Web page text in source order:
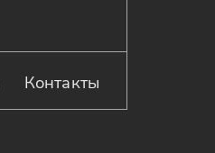
Контакты